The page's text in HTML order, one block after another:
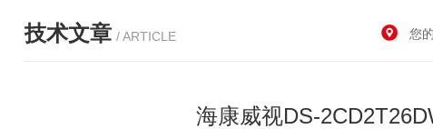
技术文章 / ARTICLE 您
海康威视DS-